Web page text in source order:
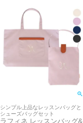
シンプル上品なレッスンバッグと
シューズバッグセット
ラフィネ レッスンバッグ&